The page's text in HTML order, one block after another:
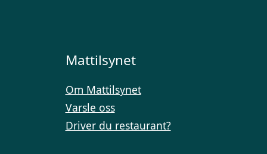
Mattilsynet
Om Mattilsynet
Varsle oss
Driver du restaurant?